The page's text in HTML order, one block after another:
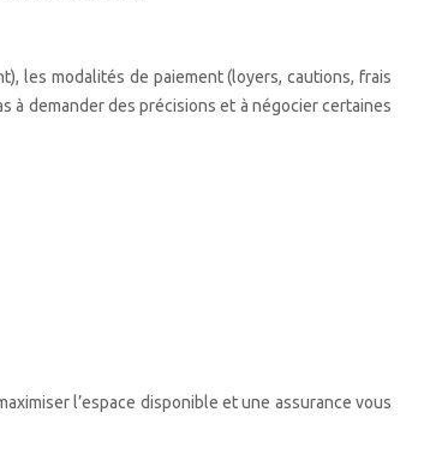
les modalités de paiement (loyers, cautions, frais
à demander des précisions et à négocier certaines
l’espace disponible et une assurance vous